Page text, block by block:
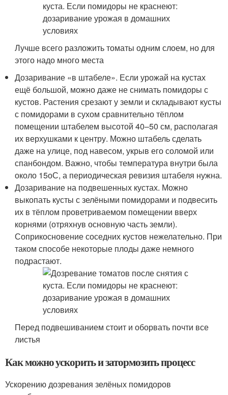
Лучше всего разложить томаты одним слоем, но для
этого надо много места
Дозаривание «в штабеле». Если урожай на кустах
ещё большой, можно даже не снимать помидоры с
кустов. Растения срезают у земли и складывают кусты
с помидорами в сухом сравнительно тёплом
помещении штабелем высотой 40–50 см, располагая
их верхушками к центру. Можно штабель сделать
даже на улице, под навесом, укрыв его соломой или
спанбондом. Важно, чтобы температура внутри была
около 15оС, а периодическая ревизия штабеля нужна.
Дозаривание на подвешенных кустах. Можно
выкопать кусты с зелёными помидорами и подвесить
их в тёплом проветриваемом помещении вверх
корнями (отряхнув основную часть земли).
Соприкосновение соседних кустов нежелательно. При
таком способе некоторые плоды даже немного
подрастают.
Перед подвешиванием стоит и оборвать почти все
листья
Как можно ускорить и затормозить процесс
Ускорению дозревания зелёных помидоров